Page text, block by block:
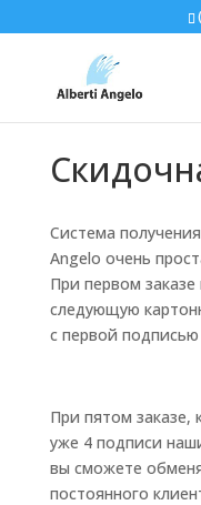
Система
Angelo очень
При первом
следующую
с первой
При пятом заказе,
уже 4 подписи
вы сможете
постоянного